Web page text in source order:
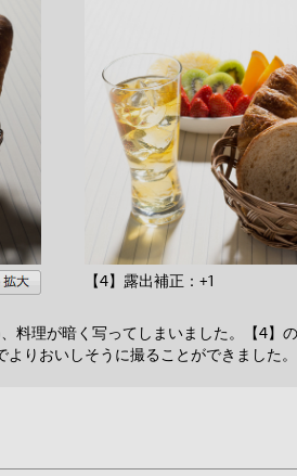
【4】露出補正：+1
料理が暗く写ってしまいました。【4】
りおいしそうに撮ることができました。